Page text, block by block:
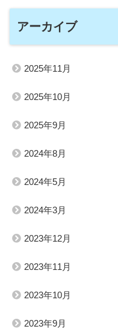
アーカイブ
2025年11月
2025年10月
2025年9月
2024年8月
2024年5月
2024年3月
2023年12月
2023年11月
2023年10月
2023年9月